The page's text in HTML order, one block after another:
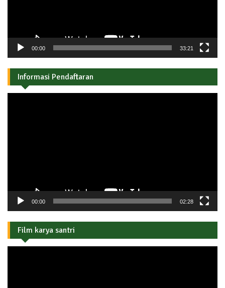
00:00 33:21
Informasi Pendaftaran
00:00 02:28
Film karya santri